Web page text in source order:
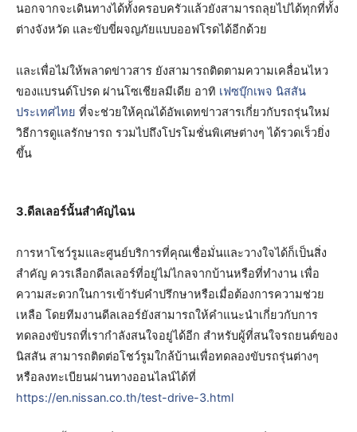
นอกจากจะเดินทางได้ทั้งครอบครัวแล้วยังสามารถลุยไปได้ทุกที่ทั้ง
ต่างจังหวัด และขับขี่ผจญภัยแบบออฟโรดได้อีกด้วย
และเพื่อไม่ให้พลาดข่าวสาร ยังสามารถติดตามความเคลื่อนไหว
ของแบรนด์โปรด ผ่านโซเชียลมีเดีย อาทิ เฟซบุ๊กเพจ นิสสัน
ประเทศไทย ที่จะช่วยให้คุณได้อัพเดทข่าวสารเกี่ยวกับรถรุ่นใหม่
วิธีการดูแลรักษารถ รวมไปถึงโปรโมชั่นพิเศษต่างๆ ได้รวดเร็วยิ่ง
ขึ้น
3.ดีลเลอร์นั้นสำคัญไฉน
การหาโชว์รูมและศูนย์บริการที่คุณเชื่อมั่นและวางใจได้ก็เป็นสิ่ง
สำคัญ ควรเลือกดีลเลอร์ที่อยู่ไม่ไกลจากบ้านหรือที่ทำงาน เพื่อ
ความสะดวกในการเข้ารับคำปรึกษาหรือเมื่อต้องการความช่วย
เหลือ โดยทีมงานดีลเลอร์ยังสามารถให้คำแนะนำเกี่ยวกับการ
ทดลองขับรถที่เรากำลังสนใจอยู่ได้อีก สำหรับผู้ที่สนใจรถยนต์ของ
นิสสัน สามารถติดต่อโชว์รูมใกล้บ้านเพื่อทดลองขับรถรุ่นต่างๆ
หรือลงทะเบียนผ่านทางออนไลน์ได้ที่
https://en.nissan.co.th/test-drive-3.html